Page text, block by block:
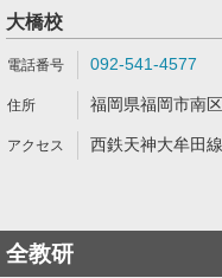
大橋校
092-541-4577
福岡県福岡市南
西鉄天神大牟田
全教研